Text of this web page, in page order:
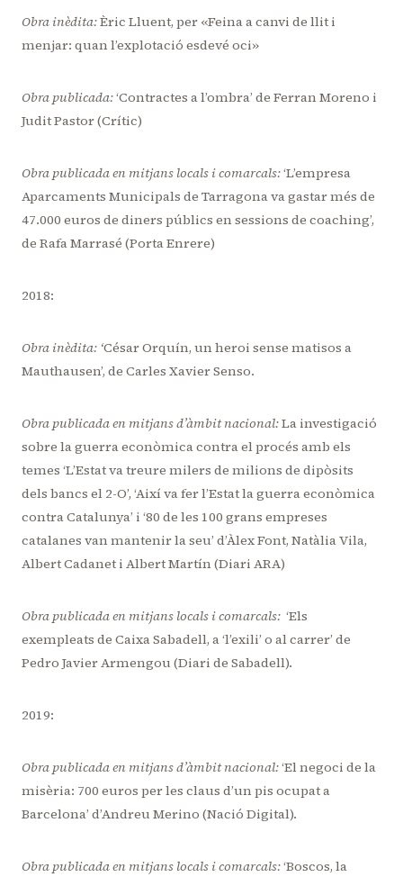
Obra inèdita:Èric Lluent, per «Feina a canvi de llit i
menjar: quan l’explotació esdevé oci»
Obra publicada:‘Contractes a l’ombra’ de Ferran Moreno i
Judit Pastor (Crític)
Obra publicada en mitjans locals i comarcals:‘L’empresa
Aparcaments Municipals de Tarragona va gastar més de
47.000 euros de diners públics en sessions de coaching’,
de Rafa Marrasé (Porta Enrere)
2018:
Obra inèdita: ‘César Orquín, un heroi sense matisos a
Mauthausen’, de Carles Xavier Senso.
Obra publicada en mitjans d’àmbit nacional:La investigació
sobre la guerra econòmica contra el procés amb els
temes ‘L’Estat va treure milers de milions de dipòsits
dels bancs el 2-O’, ‘Així va fer l’Estat la guerra econòmica
contra Catalunya’ i ‘80 de les 100 grans empreses
catalanes van mantenir la seu’ d’Àlex Font, Natàlia Vila,
Albert Cadanet i Albert Martín (Diari ARA)
Obra publicada en mitjans locals i comarcals: ‘Els
exempleats de Caixa Sabadell, a ‘l’exili’ o al carrer’ de
Pedro Javier Armengou (Diari de Sabadell).
2019:
Obra publicada en mitjans d’àmbit nacional:‘El negoci de la
misèria: 700 euros per les claus d’un pis ocupat a
Barcelona’ d’Andreu Merino (Nació Digital).
Obra publicada en mitjans locals i comarcals:‘Boscos, la